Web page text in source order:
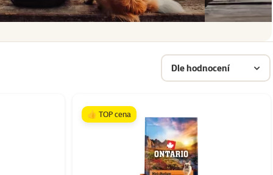
Dle hodnocení
👍 TOP cena